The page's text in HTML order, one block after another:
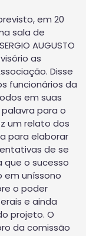
em 20
sala de
AUGUSTO
as
Disse
funcionários da
em suas
para o
um relato dos
para elaborar
de se
que o sucesso
em uníssono
o poder
e ainda
projeto. O
da comissão